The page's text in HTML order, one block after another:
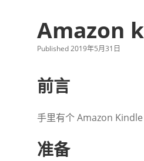
Amazon
Published 2019年5月31日
前言
手里有个 Amazon
准备